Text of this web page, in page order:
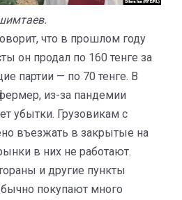
что в прошлом году
он продал по 160 тенге за
партии — по 70 тенге. В
из-за пандемии
убытки. Грузовикам с
въезжать в закрытые на
в них не работают.
и другие пункты
покупают много